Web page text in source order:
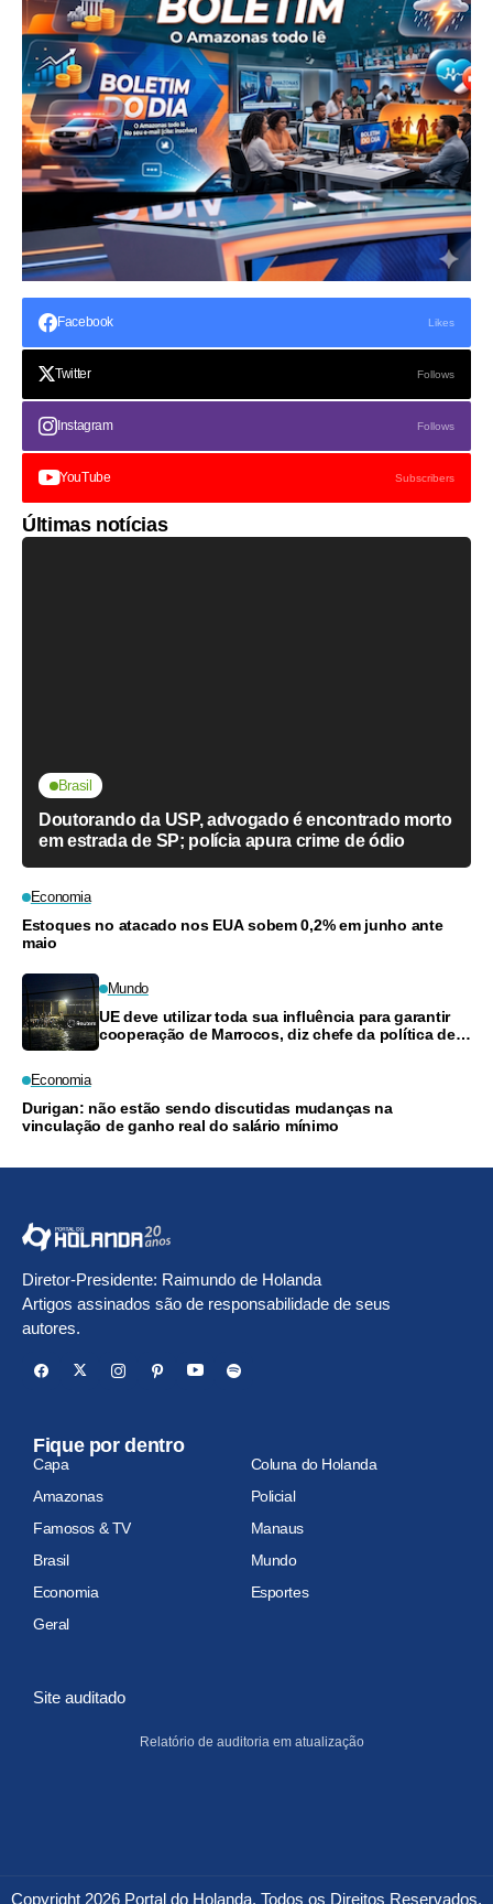
Facebook Likes
Twitter Follows
Instagram Follows
YouTube Subscribers
Últimas notícias
Brasil
Doutorando da USP, advogado é encontrado morto
em estrada de SP; polícia apura crime de ódio
Economia
Estoques no atacado nos EUA sobem 0,2% em junho ante
maio
Mundo
UE deve utilizar toda sua influência para garantir
cooperação de Marrocos, diz chefe da política de
Economia
Durigan: não estão sendo discutidas mudanças na
vinculação de ganho real do salário mínimo
Diretor-Presidente: Raimundo de Holanda
Artigos assinados são de responsabilidade de seus
autores.
Fique por dentro
Capa
Coluna do Holanda
Amazonas
Policial
Famosos & TV
Manaus
Brasil
Mundo
Economia
Esportes
Geral
Site auditado
Relatório de auditoria em atualização
Copyright 2026 Portal do Holanda. Todos os Direitos Reservados.